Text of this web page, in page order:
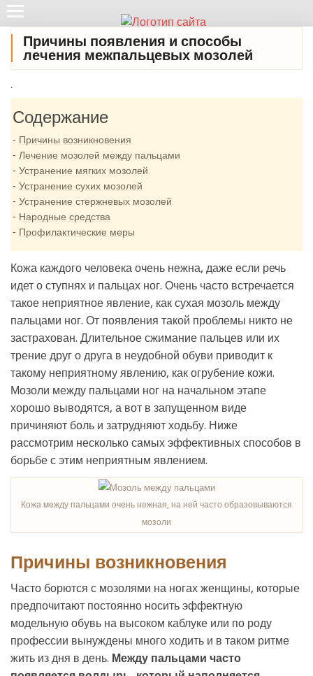
Причины появления и способы
лечения межпальцевых мозолей
.
Содержание
Причины возникновения
Лечение мозолей между пальцами
Устранение мягких мозолей
Устранение сухих мозолей
Устранение стержневых мозолей
Народные средства
Профилактические меры
Кожа каждого человека очень нежна, даже если речь
идет о ступнях и пальцах ног. Очень часто встречается
такое неприятное явление, как сухая мозоль между
пальцами ног. От появления такой проблемы никто не
застрахован. Длительное сжимание пальцев или их
трение друг о друга в неудобной обуви приводит к
такому неприятному явлению, как огрубение кожи.
Мозоли между пальцами ног на начальном этапе
хорошо выводятся, а вот в запущенном виде
причиняют боль и затрудняют ходьбу. Ниже
рассмотрим несколько самых эффективных способов в
борьбе с этим неприятным явлением.
Кожа между пальцами очень нежная, на ней часто образовываются
мозоли
Причины возникновения
Часто борются с мозолями на ногах женщины, которые
предпочитают постоянно носить эффектную
модельную обувь на высоком каблуке или по роду
профессии вынуждены много ходить и в таком ритме
жить из дня в день. Между пальцами часто